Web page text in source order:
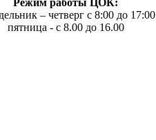
– четверг с 8:00 до 17:00
пятница - с 8.00 до 16.00